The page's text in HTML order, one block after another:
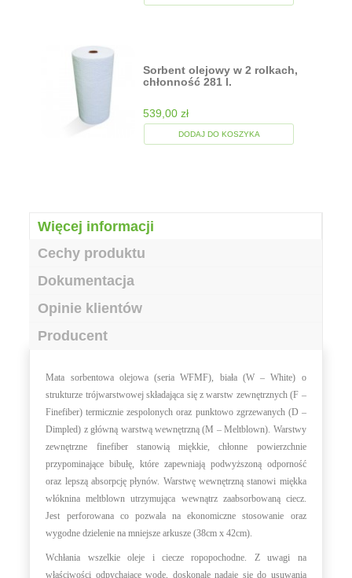
Sorbent olejowy w 2 rolkach,
chłonność 281 l.
539,00 zł
DODAJ DO KOSZYKA
Więcej informacji
Cechy produktu
Dokumentacja
Opinie klientów
Producent
Mata sorbentowa olejowa (seria WFMF), biała (W – White) o
strukturze trójwarstwowej składająca się z warstw zewnętrznych (F –
Finefiber) termicznie zespolonych oraz punktowo zgrzewanych (D –
Dimpled) z główną warstwą wewnętrzną (M – Meltblown). Warstwy
zewnętrzne finefiber stanowią miękkie, chłonne powierzchnie
przypominające bibułę, które zapewniają podwyższoną odporność
oraz lepszą absorpcję płynów. Warstwę wewnętrzną stanowi miękka
włóknina meltblown utrzymująca wewnątrz zaabsorbowaną ciecz.
Jest perforowana co pozwala na ekonomiczne stosowanie oraz
wygodne dzielenie na mniejsze arkusze (38cm x 42cm).
Wchłania wszelkie oleje i ciecze ropopochodne. Z uwagi na
właściwości odpychające wodę, doskonale nadaje się do usuwania